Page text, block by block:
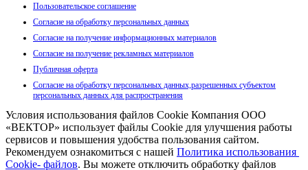
Пользовательское соглашение
Согласие на обработку персональных данных
Согласие на получение информационных материалов
Согласие на получение рекламных материалов
Публичная оферта
Согласие на обработку персональных данных,разрешенных субъектом
персональных данных для распространения
Условия использования файлов Cookie Компания ООО
«ВЕКТОР» использует файлы Cookie для улучшения работы
сервисов и повышения удобства пользования сайтом.
Рекомендуем ознакомиться с нашей Политика использования
Cookie- файлов. Вы можете отключить обработку файлов